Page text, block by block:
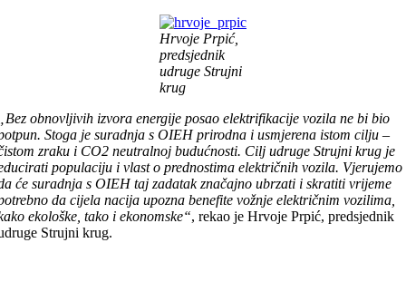
Hrvoje Prpić,
predsjednik
udruge Strujni
krug
obnovljivih izvora energije posao elektrifikacije vozila ne bi bio
Stoga je suradnja s OIEH prirodna i usmjerena istom cilju –
zraku i CO2 neutralnoj budućnosti. Cilj udruge Strujni krug je
populaciju i vlast o prednostima električnih vozila. Vjerujemo
će suradnja s OIEH taj zadatak značajno ubrzati i skratiti vrijeme
da cijela nacija upozna benefite vožnje električnim vozilima,
ekološke, tako i ekonomske“, rekao je Hrvoje Prpić, predsjednik
Strujni krug.